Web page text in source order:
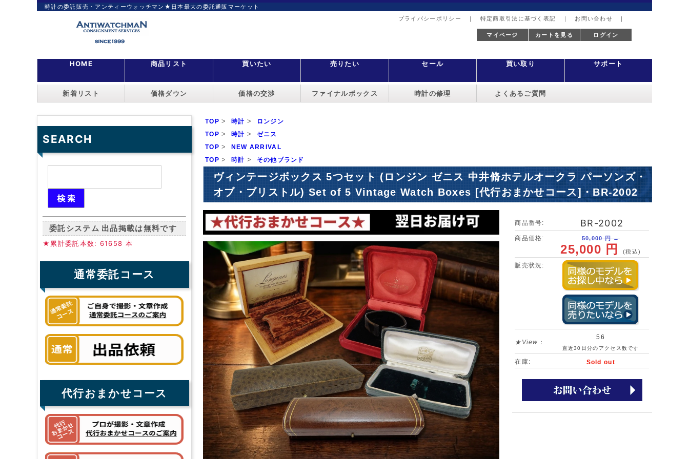
時計の委託販売・アンティーウォッチマン★日本最大の委託通販マーケット
プライバシーポリシー
｜ 特定商取引法に基づく表記 ｜ お問い合わせ ｜
ログイン
カートを見る
マイページ
HOME 商品リスト 買いたい 売りたい セール 買い取り サポート
新着リスト 価格ダウン 価格の交渉 ファイナルボックス 時計の修理 よくあるご質問
TOP > 時計 >
ロンジン
TOP > 時計 >
ゼニス
TOP >
NEW ARRIVAL
TOP > 時計 > その他ブランド
ヴィンテージボックス 5つセット (ロンジン ゼニス 中井脩ホテルオークラ パーソンズ・
オブ・ブリストル) Set of 5 Vintage Watch Boxes [代行おまかせコース]・BR-2002
商品番号: BR-2002
商品価格: 50,000 円 →
25,000 円 (税込)
販売状況:
★View ：
56
直近30日分のアクセス数です
在庫: Sold out
SEARCH
委託システム 出品掲載は無料です
★累計委託本数: 61658 本
通常委託コース
代行おまかせコース